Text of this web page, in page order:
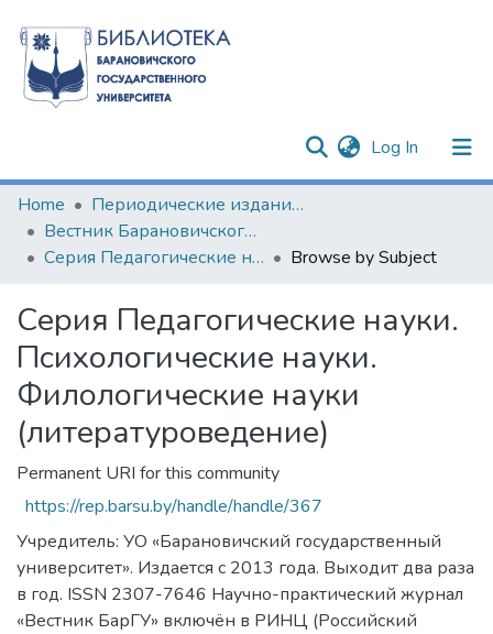
Log In (current)
Communities & Collections
All of DSpace
Home
Периодические издания БарГУ
Вестник Барановичского государственного университета
Серия Педагогические науки. Психологические науки. Филологические науки (литературоведение)
Browse by Subject
Серия Педагогические науки.
Психологические науки.
Филологические науки
(литературоведение)
Permanent URI for this community
https://rep.barsu.by/handle/handle/367
Учредитель: УО «Барановичский государственный
университет». Издается с 2013 года. Выходит два раза
в год. ISSN 2307-7646 Научно-практический журнал
«Вестник БарГУ» включён в РИНЦ (Российский